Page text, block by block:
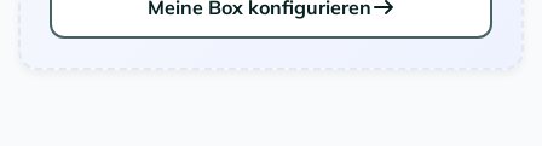
Meine Box konfigurieren